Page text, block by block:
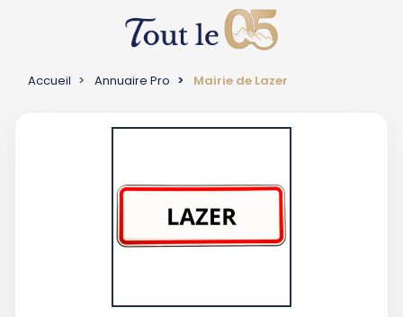
Accueil Annuaire Pro Mairie de Lazer